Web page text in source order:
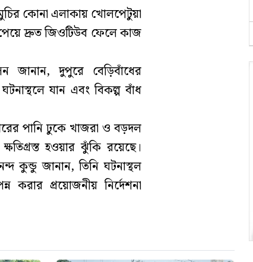
কোনা এলাকায় খোলপেটুয়া
দ্রুত জিওটিউব ফেলে কাজ
দুপুরে বেড়িবাঁধের
যান এবং বিকল্প বাঁধ
পানি ঢুকে খাজরা ও বড়দল
হওয়ার ঝুঁকি রয়েছে।
কুন্ডু জানান, তিনি ঘটনাস্থল
প্রয়োজনীয় নির্দেশনা